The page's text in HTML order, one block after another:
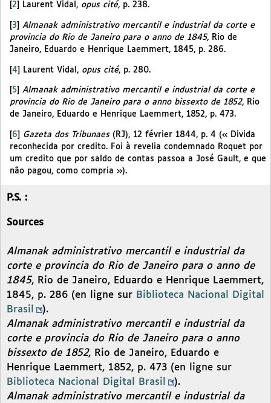
2 Laurent Vidal, opus cité, p. 238.
3
Almanak administrativo mercantil e industrial da corte e
provincia do Rio de Janeiro para o anno de 1845, Rio de
Janeiro, Eduardo e Henrique Laemmert, 1845, p. 286.
[4] Laurent Vidal, opus cité, p. 280.
5
Almanak administrativo mercantil e industrial da corte e
provincia do Rio de Janeiro para o anno bissexto de 1852, Rio
de Janeiro, Eduardo e Henrique Laemmert, 1852, p. 473.
[6] Gazeta dos Tribunaes(RJ), 12 février 1844, p. 4 (« Divida
reconhecida por credito. Foi à revelia condemnado Roquet por
um credito que por saldo de contas passoa a José Gault, e que
não pagou, como compria »).
P.S. :
Sources
Almanak administrativo mercantil e industrial da
corte e provincia do Rio de Janeiro para o anno de
1845, Rio de Janeiro, Eduardo e Henrique Laemmert,
1845, p. 286 (en ligne sur Biblioteca Nacional Digital
Brasil
).
Almanak administrativo mercantil e industrial da
corte e provincia do Rio de Janeiro para o anno
bissexto de 1852, Rio de Janeiro, Eduardo e
Henrique Laemmert, 1852, p. 473 (en ligne sur
Biblioteca Nacional Digital Brasil
).
Almanak administrativo mercantil e industrial da